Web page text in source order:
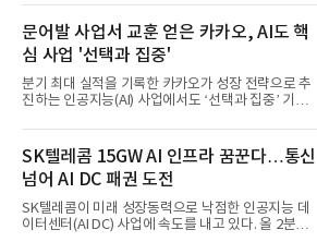
동기 대
이뤄졌다. 이후 2012년 한국형 구축함(KDX-1) 이상
의 함정에 실전 배치됐다.그해 7월 해군은 동해상에서
성능 검증을 위해 홍상어 시험발사를 실시했다. 이때
홍상어가 목표 지점에서 입수한 후 표적을 타격하지
못하고 물속에서 멈춰버리는 예상 밖의 일이 벌어졌
다. 2차 품질확인 사격 시험에서도 만족스러운 결과를
얻지 못했다. 완벽한 신뢰성 확보를 위해 LIG넥스원은
분야를
문어발 사업서 교훈 얻은 카카오, AI도 핵
심 사업 '선택과 집중'
분기 최대 실적을 기록한 카카오가 성장 전략으로 추
진하는 인공지능(AI) 사업에서도 ‘선택과 집중’ 기조
라 투자에 나서는 것과 달리, 카카오는 ‘카카오톡’이
라는 플랫폼 경쟁력을 활용한 AI 에이전트 서비스에
집중하는 전략이다. 과거 무리한 사업 확장 과정에서
겪었던 시행착오를 되풀이하지 않고 핵심 역량에 집
중하겠다는 취지로 풀이된다.7일 업계에 따르면 카카
오는 올해 2분기 연결 기준 매출 2조985억원, 영업이
익 2770억원을 기록했다. 전년 동기 대비 매출과 영업
SK텔레콤 15GW AI 인프라 꿈꾼다…통신
넘어 AI DC 패권 도전
SK텔레콤이 미래 성장동력으로 낙점한 인공지능 데
이터센터(AI DC) 사업에 속도를 내고 있다. 올 2분기